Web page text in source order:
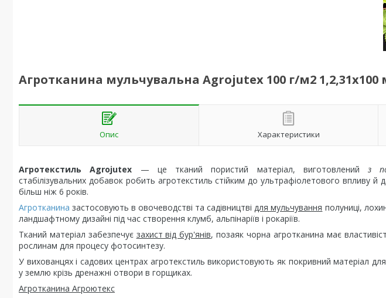
Агротканина мульчувальна Agrojutex 100 г/м2 1,2,31х100
Опис Характеристики
Агротекстиль Agrojutex — це тканий пористий матеріал, виготовленийз
стабілізувальних добавок робить агротекстиль стійким до ультрафіолетового впливу
більш ніж 6 років.
Агротканина застосовують в овочеводстві та садівництвідля мульчування полуниці,
ландшафтному дизайні під час створення клумб, альпінаріїв і рокаріїв.
Тканий матеріал забезпечує захист від бур'янів, позаяк чорна агротканина має
рослинам для процесу фотосинтезу.
У вихованцях і садових центрах агротекстиль використовують як покривний матеріал
у землю крізь дренажні отвори в горщиках.
Агротканина Агроютекс